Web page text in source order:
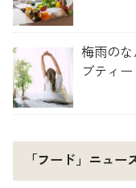
梅雨の
ブティー
「フード」ニュー